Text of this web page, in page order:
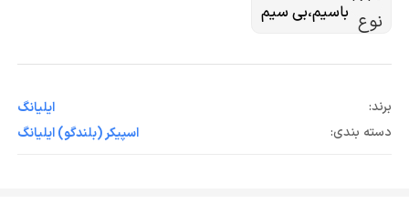
باسیم،بی سیم
برند:
ایلیانگ
دسته بندی:
اسپیکر (بلندگو) ایلیانگ